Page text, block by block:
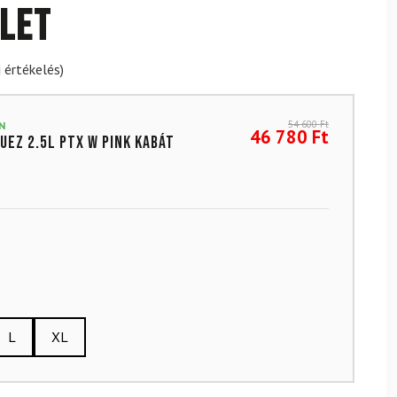
értékelés)
2.5L PTX W Pink kabát
54 600Ft
46 780 Ft
L XL